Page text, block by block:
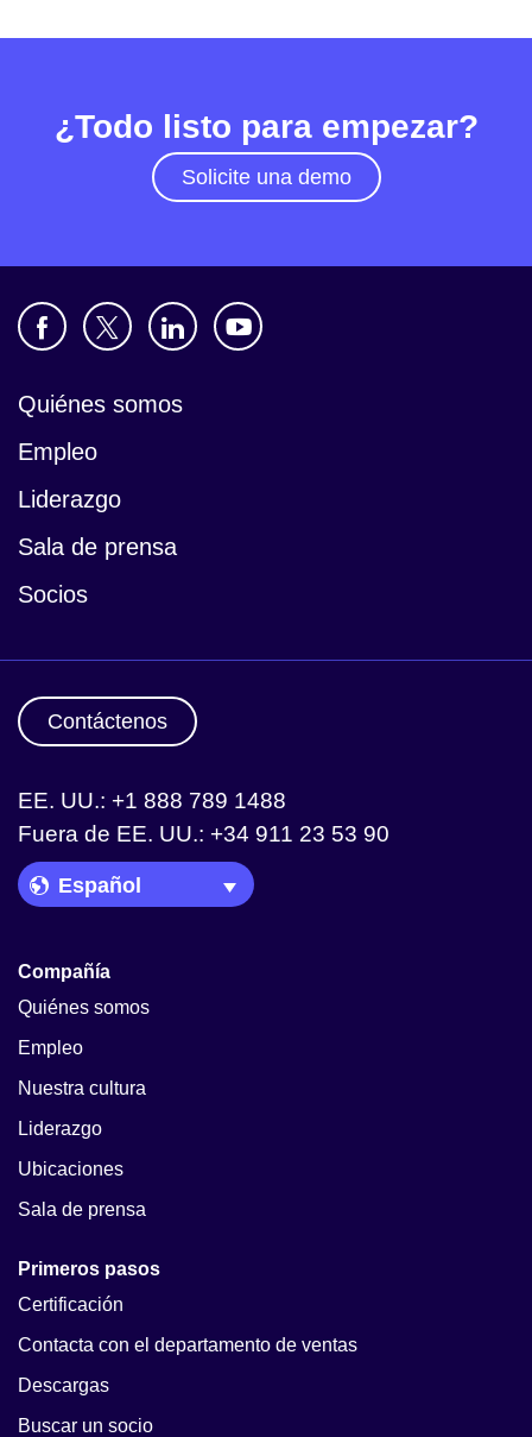
¿Todo listo para empezar?
Solicite una demo
Quiénes somos
Empleo
Liderazgo
Sala de prensa
Socios
Contáctenos
EE. UU.: +1 888 789 1488
Fuera de EE. UU.: +34 911 23 53 90
Language Picker
Compañía
Quiénes somos
Empleo
Nuestra cultura
Liderazgo
Ubicaciones
Sala de prensa
Primeros pasos
Certificación
Contacta con el departamento de ventas
Descargas
Buscar un socio